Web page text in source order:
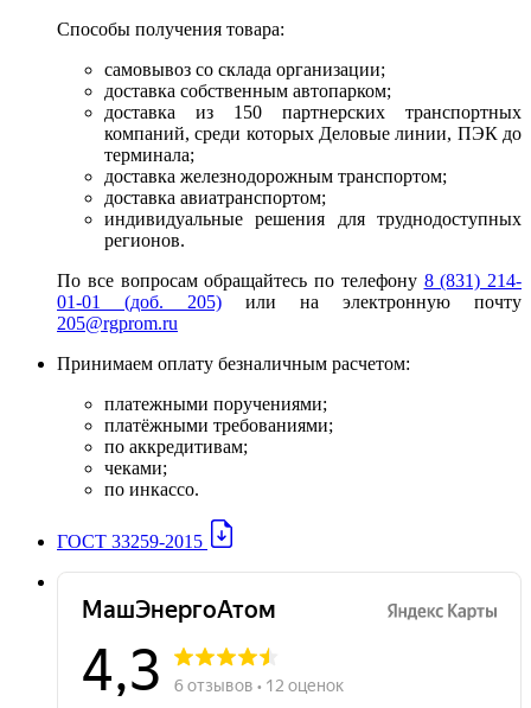
Способы получения товара:
самовывоз со склада организации;
доставка собственным автопарком;
доставка из 150 партнерских транспортных
компаний, среди которых Деловые линии, ПЭК до
терминала;
доставка железнодорожным транспортом;
доставка авиатранспортом;
индивидуальные решения для труднодоступных
регионов.
По все вопросам обращайтесь по телефону 8 (831) 214-
01-01 (доб. 205) или на электронную почту
205@rgprom.ru
Принимаем оплату безналичным расчетом:
платежными поручениями;
платёжными требованиями;
по аккредитивам;
чеками;
по инкассо.
ГОСТ 33259-2015